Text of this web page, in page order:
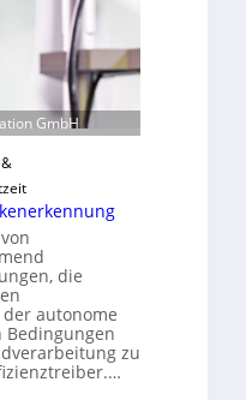
GmbH
die
autonome
zu